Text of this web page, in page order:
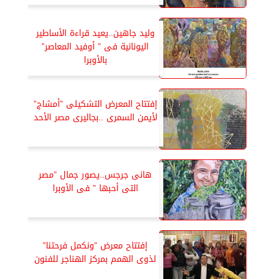
وليد جاهين..يعيد قراءة الأساطير
اليونانية فى ” أوفيد المعاصر”
بالأوبرا
إفتتاح المعرض التشكيلى ”أمشاج”
لأيمن السمرى ..بجاليرى مصر الأحد
هانى جرجس..يصور جمال ”مصر
التى أحبها ” فى الأوبرا
إفتتاح معرض ”ونكمل فرحتنا”
لذوى الهمم بمركز الهناجر للفنون